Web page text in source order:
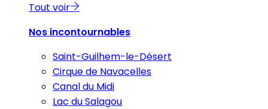
Tout voir
Nos incontournables
Saint-Guilhem-le-Désert
Cirque de Navacelles
Canal du Midi
Lac du Salagou